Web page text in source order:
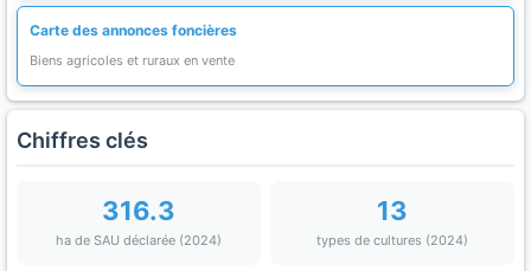
Carte des annonces foncières
Biens agricoles et ruraux en vente
Chiffres clés
316.3
ha de SAU déclarée (2024)
13
types de cultures (2024)